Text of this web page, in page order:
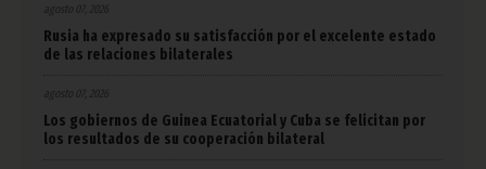
agosto 07, 2026
Rusia ha expresado su satisfacción por el excelente estado
de las relaciones bilaterales
agosto 07, 2026
Los gobiernos de Guinea Ecuatorial y Cuba se felicitan por
los resultados de su cooperación bilateral